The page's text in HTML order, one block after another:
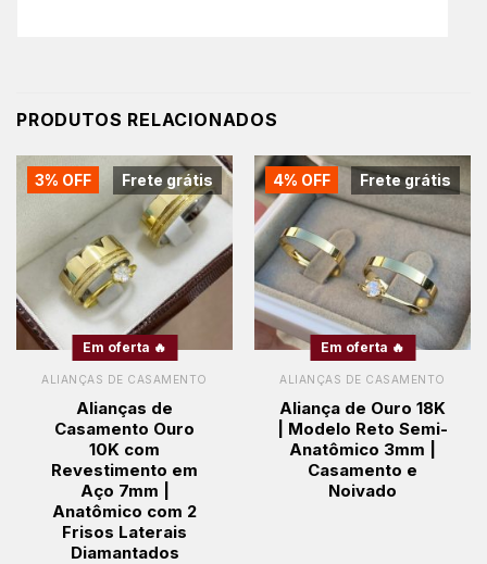
PRODUTOS RELACIONADOS
Frete grátis
3% OFF
Em oferta 🔥
ALIANÇAS DE CASAMENTO
Alianças de
Casamento Ouro
10K com
Revestimento em
Aço 7mm |
Anatômico com 2
Frisos Laterais
Diamantados
Frete grátis
4% OFF
Em oferta 🔥
ALIANÇAS DE CASAMENTO
Aliança de Ouro 18K
| Modelo Reto Semi-
Anatômico 3mm |
Casamento e
Noivado